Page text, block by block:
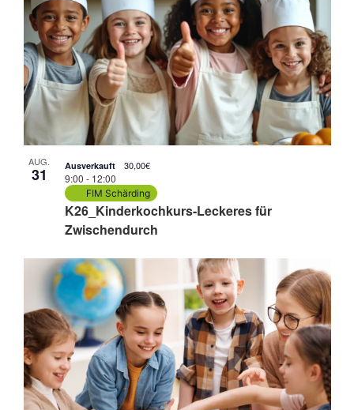
AUG.
31
K26_Kinderkochkurs-Leckeres für
Zwischendurch
9:00 - 12:00
FIM Schärding
Ausverkauft 30,00€